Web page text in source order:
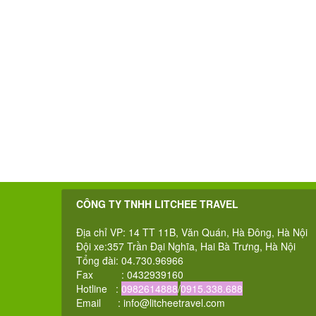
CÔNG TY TNHH LITCHEE TRAVEL
Địa chỉ VP: 14 TT 11B, Văn Quán, Hà Đông, Hà Nội
Đội xe:357 Trần Đại Nghĩa, Hai Bà Trưng, Hà Nội
Tổng đài: 04.730.96966
Fax : 0432939160
Hotline : 0982614888/0915.338.688
Email : info@litcheetravel.com